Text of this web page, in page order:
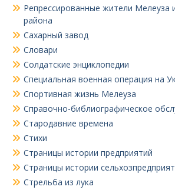
Репрессированные жители Мелеуза
района
Сахарный завод
Словари
Солдатские энциклопедии
Специальная военная операция на
Спортивная жизнь Мелеуза
Справочно-библиографическое
Стародавние времена
Стихи
Страницы истории предприятий
Страницы истории
Стрельба из лука